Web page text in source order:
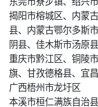
揭阳市榕城区、内蒙
县、内蒙古鄂尔多斯
阴县、佳木斯市汤原县
重庆市黔江区、铜陵
旗、甘孜德格县、宜
广西梧州市龙圩区
本溪市桓仁满族自治